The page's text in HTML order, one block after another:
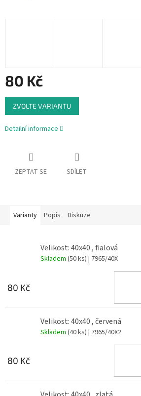
80 Kč
Měrná
cena:
ZVOLTE VARIANTU
Detailní informace
ZEPTAT SE SDÍLET
Varianty Popis Diskuze
Velikost: 40x40 , fialová
Skladem (50 ks) | 7965/40X
80 Kč
Velikost: 40x40 , červená
Skladem (40 ks) | 7965/40X2
80 Kč